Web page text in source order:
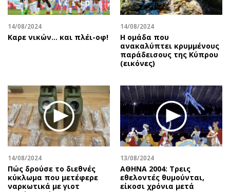
Κόσμος
Παράξενα
Πολιτισμός
Μουσική
Εικαστικά
Βιβλίο
Χειρόγραφα
Έξοδος
Media
Εκπομπές
Wine routes
Podcasts
Uncut
Προσφορές
Προσωπικότητες στην ''Κ''
Επιστολές
14/08/2024
Καρε νικών... και πλέι-οφ!
14/08/2024
Η ομάδα που
ανακαλύπτει κρυμμένους
παράδεισους της Κύπρου
(εικόνες)
14/08/2024
Πώς δρούσε το διεθνές
κύκλωμα που μετέφερε
ναρκωτικά με γιοτ
13/08/2024
ΑΘΗΝΑ 2004: Τρεις
εθελοντές θυμούνται,
είκοσι χρόνια μετά